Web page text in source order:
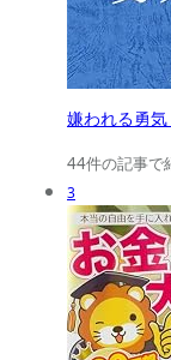
嫌われる勇
44件の記事で
3